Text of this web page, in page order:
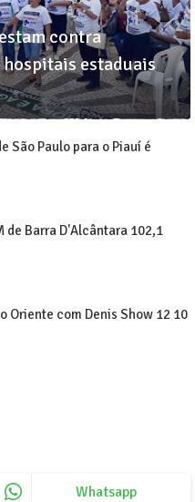
contra
estaduais
São Paulo para o Piauí é
de Barra D'Alcântara 102,1
Oriente com Denis Show 12 10
Whatsapp